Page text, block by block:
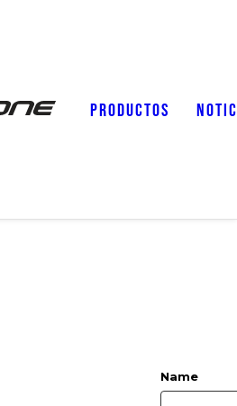
PRODUCTOS
Name